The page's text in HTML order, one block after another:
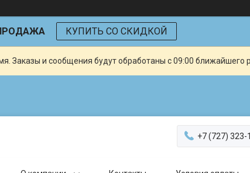
КУПИТЬ СО СКИДКОЙ
Заказы и сообщения будут обработаны с 09:00 ближайшего
+7 (727) 323-